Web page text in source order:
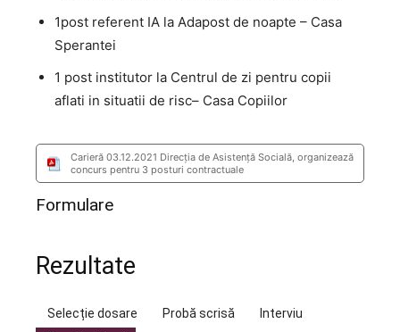
1post referent IA la Adapost de noapte – Casa
Sperantei
1 post institutor la Centrul de zi pentru copii
aflati in situatii de risc– Casa Copiilor
Carieră 03.12.2021 Direcția de Asistență Socială, organizează
concurs pentru 3 posturi contractuale
Formulare
Rezultate
Selecție dosare Probă scrisă
Interviu